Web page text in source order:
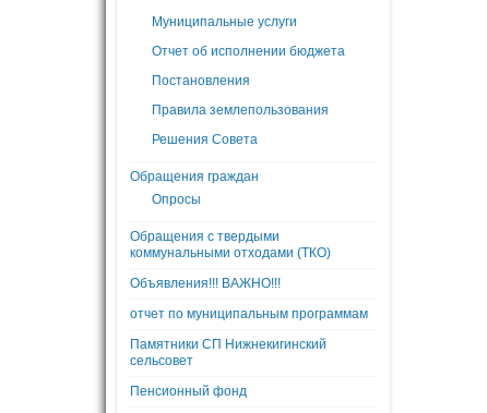
Муниципальные услуги
Отчет об исполнении бюджета
Постановления
Правила землепользования
Решения Совета
Обращения граждан
Опросы
Обращения с твердыми
коммунальными отходами (ТКО)
Объявления!!! ВАЖНО!!!
отчет по муниципальным программам
Памятники СП Нижнекигинский
сельсовет
Пенсионный фонд